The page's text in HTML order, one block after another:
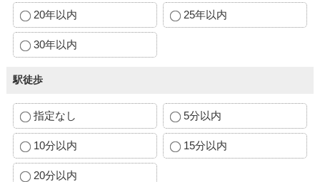
20年以内 25年以内
30年以内
駅徒歩
指定なし 5分以内
10分以内 15分以内
20分以内